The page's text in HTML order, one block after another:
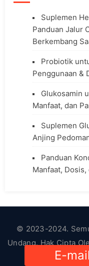
Suplemen
Panduan Jalur
Berkembang
Probiotik
Penggunaan &
Glukosamin
Manfaat, dan
Suplemen
Anjing
Panduan
Manfaat,
E-mail
© 2023-2024.
Undang. Hak Cipta
HsViko